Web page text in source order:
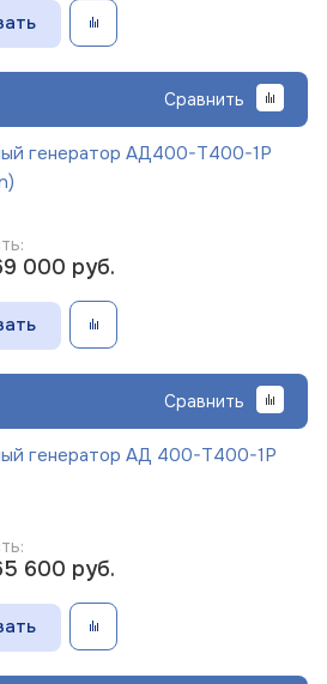
Сравнить
генератор АД400-Т400-1Р
000 руб.
Сравнить
генератор АД 400-Т400-1Р
600 руб.